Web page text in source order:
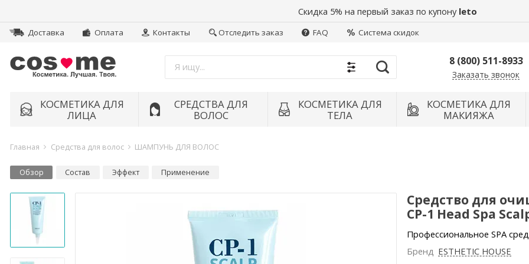
Скидка 5% на первый заказ по купону leto
Доставка Оплата Контакты Отследить заказ FAQ Система скидок
Найти
8 (800) 511-8933
Заказать звонок
КОСМЕТИКА ДЛЯ
ЛИЦА
СРЕДСТВА ДЛЯ
ВОЛОС
КОСМЕТИКА ДЛЯ
ТЕЛА
КОСМЕТИКА ДЛЯ
МАКИЯЖА
Главная Средства для волос ШАМПУНЬ ДЛЯ ВОЛОС
Обзор Состав Эффект Применение
Средство для
CP-1 Head Spa
Профессиональное SPA
Бренд ESTHETIC HOUSE